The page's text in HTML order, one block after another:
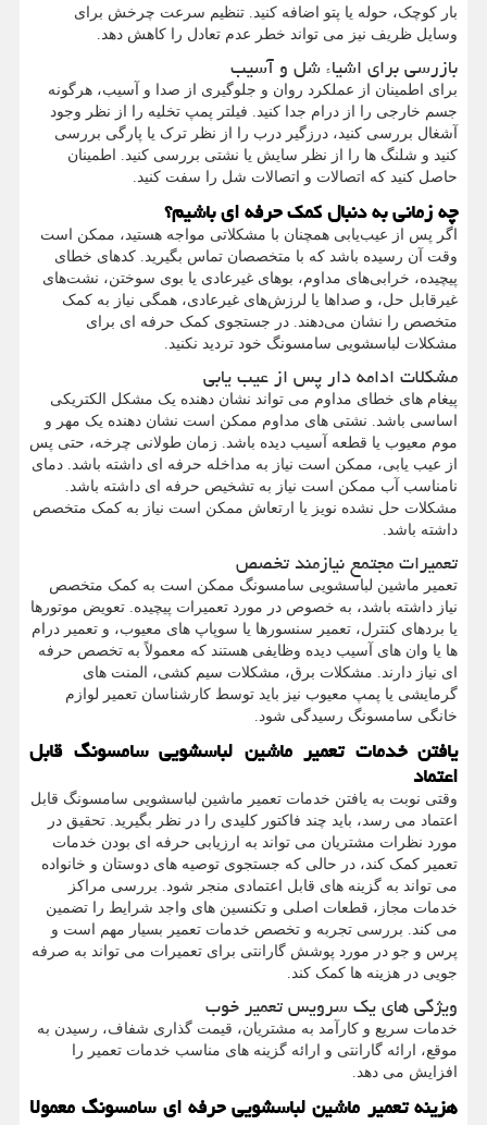
بار کوچک، حوله یا پتو اضافه کنید. تنظیم سرعت چرخش برای
وسایل ظریف نیز می تواند خطر عدم تعادل را کاهش دهد.
بازرسی برای اشیاء شل و آسیب
برای اطمینان از عملکرد روان و جلوگیری از صدا و آسیب، هرگونه
جسم خارجی را از درام جدا کنید. فیلتر پمپ تخلیه را از نظر وجود
آشغال بررسی کنید، درزگیر درب را از نظر ترک یا پارگی بررسی
کنید و شلنگ ها را از نظر سایش یا نشتی بررسی کنید. اطمینان
حاصل کنید که اتصالات و اتصالات شل را سفت کنید.
چه زمانی به دنبال کمک حرفه ای باشیم؟
اگر پس از عیب‌یابی همچنان با مشکلاتی مواجه هستید، ممکن است
وقت آن رسیده باشد که با متخصصان تماس بگیرید. کدهای خطای
پیچیده، خرابی‌های مداوم، بوهای غیرعادی یا بوی سوختن، نشت‌های
غیرقابل حل، و صداها یا لرزش‌های غیرعادی، همگی نیاز به کمک
متخصص را نشان می‌دهند. در جستجوی کمک حرفه ای برای
مشکلات لباسشویی سامسونگ خود تردید نکنید.
مشکلات ادامه دار پس از عیب یابی
پیغام های خطای مداوم می تواند نشان دهنده یک مشکل الکتریکی
اساسی باشد. نشتی های مداوم ممکن است نشان دهنده یک مهر و
موم معیوب یا قطعه آسیب دیده باشد. زمان طولانی چرخه، حتی پس
از عیب یابی، ممکن است نیاز به مداخله حرفه ای داشته باشد. دمای
نامناسب آب ممکن است نیاز به تشخیص حرفه ای داشته باشد.
مشکلات حل نشده نویز یا ارتعاش ممکن است نیاز به کمک متخصص
داشته باشد.
تعمیرات مجتمع نیازمند تخصص
تعمیر ماشین لباسشویی سامسونگ ممکن است به کمک متخصص
نیاز داشته باشد، به خصوص در مورد تعمیرات پیچیده. تعویض موتورها
یا بردهای کنترل، تعمیر سنسورها یا سوپاپ های معیوب، و تعمیر درام
ها یا وان های آسیب دیده وظایفی هستند که معمولاً به تخصص حرفه
ای نیاز دارند. مشکلات برق، مشکلات سیم کشی، المنت های
گرمایشی یا پمپ معیوب نیز باید توسط کارشناسان تعمیر لوازم
خانگی سامسونگ رسیدگی شود.
یافتن خدمات تعمیر ماشین لباسشویی سامسونگ قابل
اعتماد
وقتی نوبت به یافتن خدمات تعمیر ماشین لباسشویی سامسونگ قابل
اعتماد می رسد، باید چند فاکتور کلیدی را در نظر بگیرید. تحقیق در
مورد نظرات مشتریان می تواند به ارزیابی حرفه ای بودن خدمات
تعمیر کمک کند، در حالی که جستجوی توصیه های دوستان و خانواده
می تواند به گزینه های قابل اعتمادی منجر شود. بررسی مراکز
خدمات مجاز، قطعات اصلی و تکنسین های واجد شرایط را تضمین
می کند. بررسی تجربه و تخصص خدمات تعمیر بسیار مهم است و
پرس و جو در مورد پوشش گارانتی برای تعمیرات می تواند به صرفه
جویی در هزینه ها کمک کند.
ویژگی های یک سرویس تعمیر خوب
خدمات سریع و کارآمد به مشتریان، قیمت گذاری شفاف، رسیدن به
موقع، ارائه گارانتی و ارائه گزینه های مناسب خدمات تعمیر را
افزایش می دهد.
هزینه تعمیر ماشین لباسشویی حرفه ای سامسونگ معمولا